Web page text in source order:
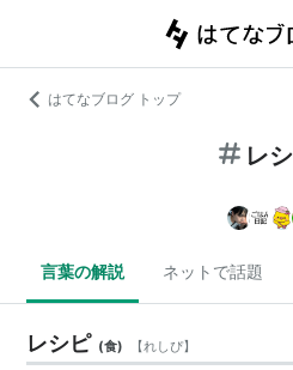
はてなブログ トップ
レ
言葉の解説 ネットで話題
レシピ (食) 【れしぴ】